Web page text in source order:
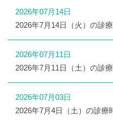
2026年07月14日
2026年7月14日（火）の診
2026年07月11日
2026年7月11日（土）の診
2026年07月03日
2026年7月4日（土）の診療